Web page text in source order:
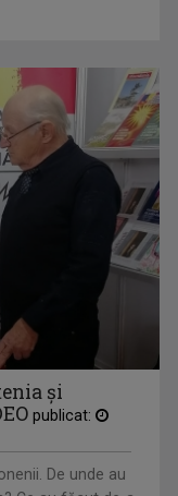
și
publicat:
De unde au